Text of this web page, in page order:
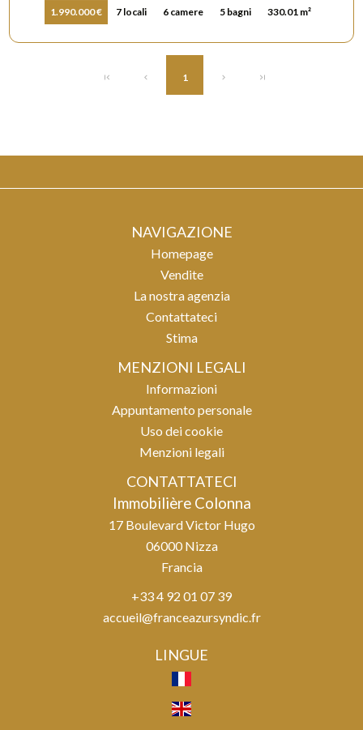
1.990.000 € 7 locali 6 camere 5 bagni 330.01 m²
1
NAVIGAZIONE
Homepage
Vendite
La nostra agenzia
Contattateci
Stima
MENZIONI LEGALI
Informazioni
Appuntamento personale
Uso dei cookie
Menzioni legali
CONTATTATECI
Immobilière Colonna
17 Boulevard Victor Hugo
06000Nizza
Francia
+33 4 92 01 07 39
accueil@franceazursyndic.fr
LINGUE